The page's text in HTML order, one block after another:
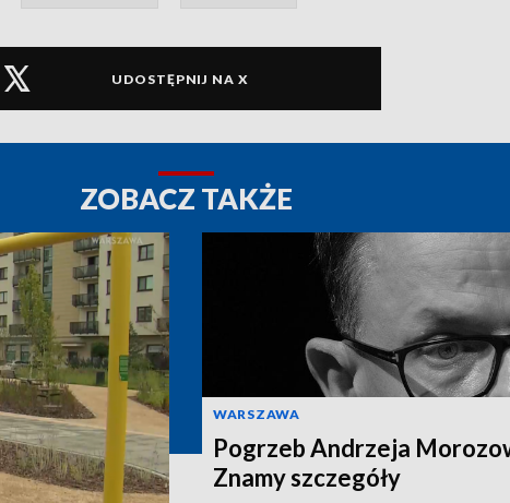
UDOSTĘPNIJ NA X
ZOBACZ TAKŻE
WARSZAWA
Pogrzeb Andrzeja
Znamy szczegóły